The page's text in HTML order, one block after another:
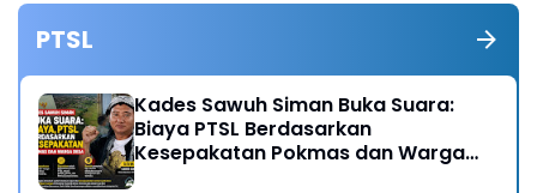
PTSL
Kades Sawuh Siman Buka Suara:
Biaya PTSL Berdasarkan
Kesepakatan Pokmas dan Warga